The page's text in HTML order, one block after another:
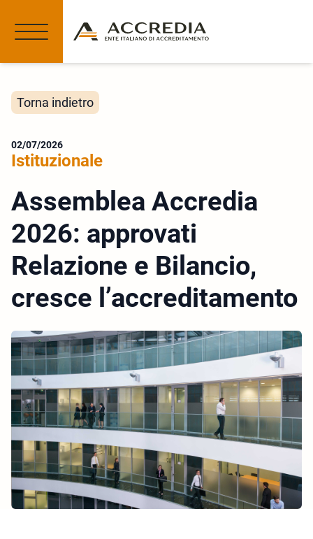
Torna indietro
02/07/2026
Istituzionale
Assemblea Accredia
2026: approvati
Relazione e Bilancio,
cresce l’accreditamento